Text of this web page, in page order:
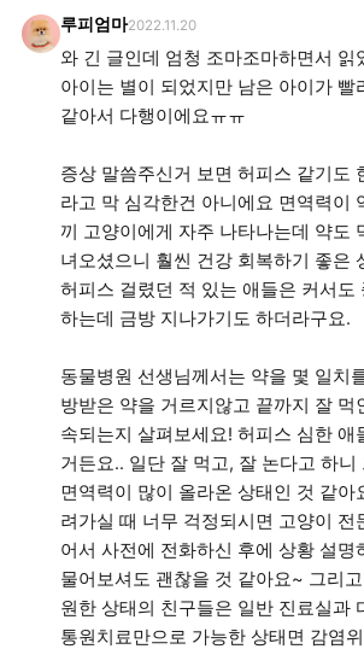
루피엄마2022.11.20
와 긴 글인데 엄청 조마조마하면서 읽
아이는 별이 되었지만 남은 아이가 빨
같아서 다행이에요ㅠㅠ
증상 말씀주신거 보면 허피스 같기도
라고 막 심각한건 아니에요 면역력이
끼 고양이에게 자주 나타나는데 약도
녀오셨으니 훨씬 건강 회복하기 좋은
허피스 걸렸던 적 있는 애들은 커서도
하는데 금방 지나가기도 하더라구요.
동물병원 선생님께서는 약을 몇 일치
방받은 약을 거르지않고 끝까지 잘 먹
속되는지 살펴보세요! 허피스 심한 애
거든요.. 일단 잘 먹고, 잘 논다고 하니
면역력이 많이 올라온 상태인 것 같아
려가실 때 너무 걱정되시면 고양이 전
어서 사전에 전화하신 후에 상황 설명
물어보셔도 괜찮을 것 같아요~ 그리
원한 상태의 친구들은 일반 진료실과
통원치료만으로 가능한 상태면 감염